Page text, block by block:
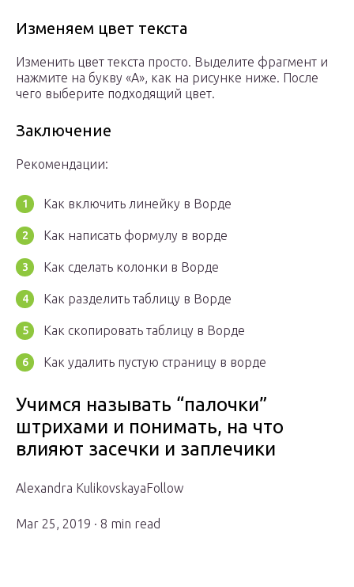
Изменяем цвет текста
Изменить цвет текста просто. Выделите фрагмент и
нажмите на букву «А», как на рисунке ниже. После
чего выберите подходящий цвет.
Заключение
Рекомендации:
Как включить линейку в Ворде
Как написать формулу в ворде
Как сделать колонки в Ворде
Как разделить таблицу в Ворде
Как скопировать таблицу в Ворде
Как удалить пустую страницу в ворде
Учимся называть “палочки”
штрихами и понимать, на что
влияют засечки и заплечики
Alexandra KulikovskayaFollow
Mar 25, 2019 · 8 min read